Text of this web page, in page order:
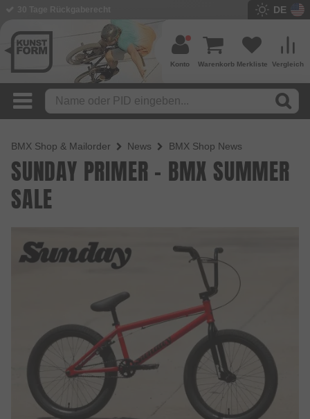
DE
Vergleich
Merkliste
Warenkorb
Konto
BMX Shop & Mailorder News BMX Shop News
SUNDAY PRIMER - BMX SUMMER
SALE